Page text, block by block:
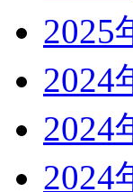
2025
2024
2024
2024